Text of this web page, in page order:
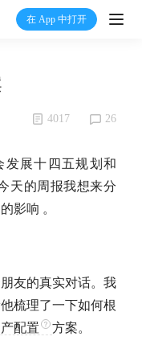
在 App 中打开
打
4017 26
发展十四五规划和
天的周报我想来分
影响 。
友的真实对话。我
梳理了一下如何根
配置 方案。